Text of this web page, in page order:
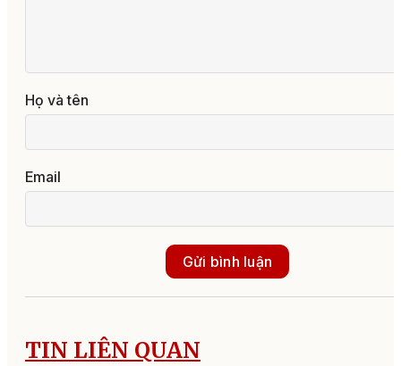
Họ và tên
Email
Gửi bình luận
TIN LIÊN QUAN